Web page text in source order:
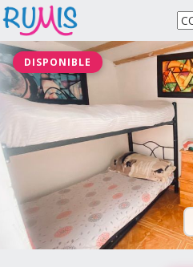
DISPONIBLE